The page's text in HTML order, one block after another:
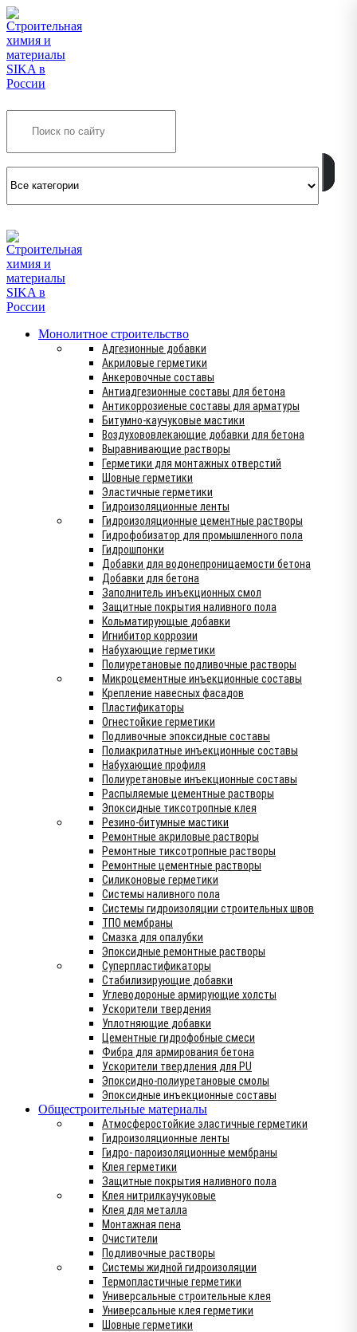
Монолитное строительство
Адгезионные добавки
Акриловые герметики
Анкеровочные составы
Антиадгезионные составы для бетона
Антикоррозиеные составы для арматуры
Битумно-каучуковые мастики
Воздухововлекающие добавки для бетона
Выравнивающие растворы
Герметики для монтажных отверстий
Шовные герметики
Эластичные герметики
Гидроизоляционные ленты
Гидроизоляционные цементные растворы
Гидрофобизатор для промышленного пола
Гидрошпонки
Добавки для водонепроницаемости бетона
Добавки для бетона
Заполнитель инъекционных смол
Защитные покрытия наливного пола
Кольматирующые добавки
Игнибитор коррозии
Набухающие герметики
Полиуретановые подливочные растворы
Микроцементные инъекционные составы
Крепление навесных фасадов
Пластификаторы
Огнестойкие герметики
Подливочные эпоксидные составы
Полиакрилатные инъекционные составы
Набухающие профиля
Полиуретановые инъекционные составы
Распыляемые цементные растворы
Эпоксидные тиксотропные клея
Резино-битумные мастики
Ремонтные акриловые растворы
Ремонтные тиксотропные растворы
Ремонтные цементные растворы
Силиконовые герметики
Системы наливного пола
Системы гидроизоляции строительных швов
ТПО мембраны
Смазка для опалубки
Эпоксидные ремонтные растворы
Суперпластификаторы
Стабилизирующие добавки
Углеводороные армирующие холсты
Ускорители твердения
Уплотняющие добавки
Цементные гидрофобные смеси
Фибра для армирования бетона
Ускорители твердления для PU
Эпоксидно-полиуретановые смолы
Эпоксидные инъекционные составы
Общестроительные материалы
Атмосферостойкие эластичные герметики
Гидроизоляционные ленты
Гидро- пароизоляционные мембраны
Клея герметики
Защитные покрытия наливного пола
Клея нитрилкаучуковые
Клея для металла
Монтажная пена
Очистители
Подливочные растворы
Системы жидной гидроизоляции
Термопластичные герметики
Универсальные строительные клея
Универсальные клея герметики
Шовные герметики